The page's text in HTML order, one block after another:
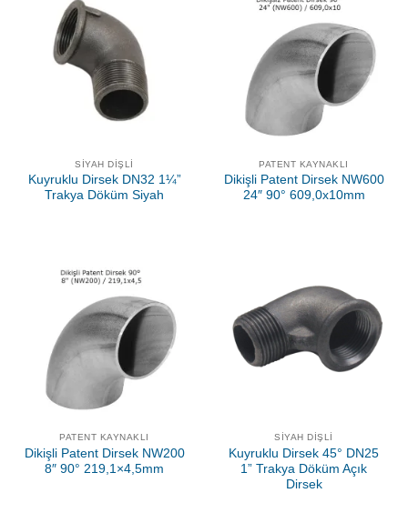
SIYAH DIŞLI
Kuyruklu Dirsek DN32 1¼”
Trakya Döküm Siyah
PATENT KAYNAKLI
Dikişli Patent Dirsek NW600
24″ 90° 609,0x10mm
PATENT KAYNAKLI
Dikişli Patent Dirsek NW200
8″ 90° 219,1×4,5mm
SIYAH DIŞLI
Kuyruklu Dirsek 45° DN25
1” Trakya Döküm Açık
Dirsek